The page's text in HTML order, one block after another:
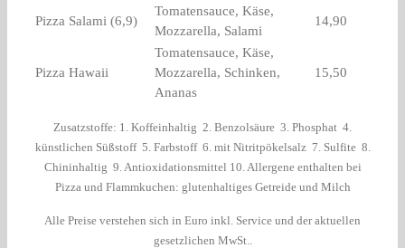
Pizza Salami (6,9)
Tomatensauce, Käse,
Mozzarella, Salami
14,90
Pizza Hawaii
Tomatensauce, Käse,
Mozzarella, Schinken,
Ananas
15,50
Zusatzstoffe: 1. Koffeinhaltig 2. Benzolsäure 3. Phosphat 4.
künstlichen Süßstoff 5. Farbstoff 6. mit Nitritpökelsalz 7. Sulfite 8.
Chininhaltig 9. Antioxidationsmittel 10. Allergene enthalten bei
Pizza und Flammkuchen: glutenhaltiges Getreide und Milch
Alle Preise verstehen sich in Euro inkl. Service und der aktuellen
gesetzlichen MwSt..